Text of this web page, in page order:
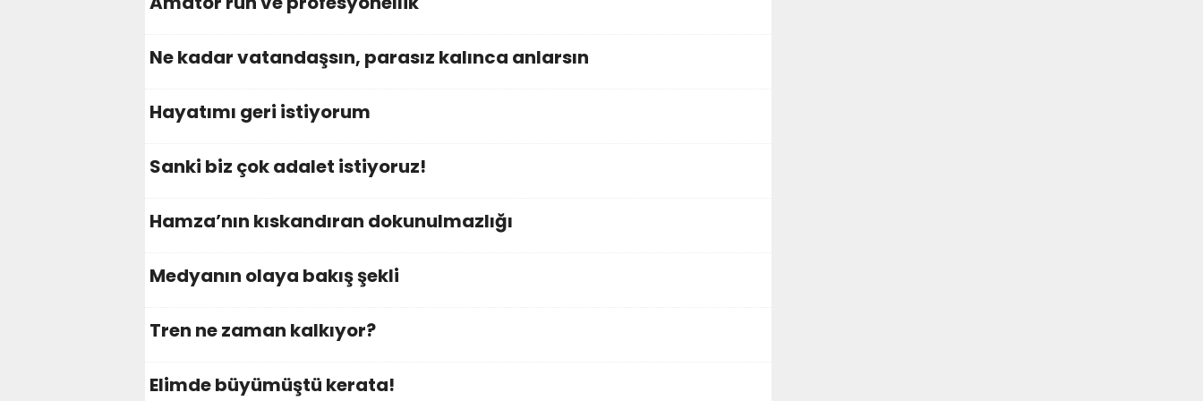
Ne kadar vatandaşsın, parasız kalınca anlarsın
Hayatımı geri istiyorum
Sanki biz çok adalet istiyoruz!
Hamza’nın kıskandıran dokunulmazlığı
Medyanın olaya bakış şekli
Tren ne zaman kalkıyor?
Elimde büyümüştü kerata!